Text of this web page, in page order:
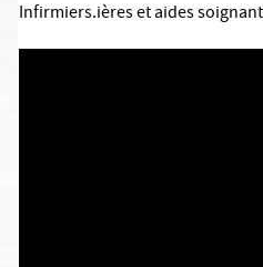
Infirmiers.ières et aides